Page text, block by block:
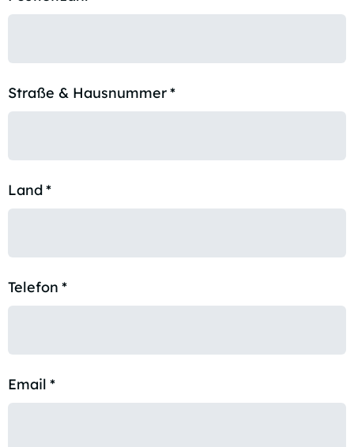
Straße & Hausnummer*
Land*
Telefon *
Email *